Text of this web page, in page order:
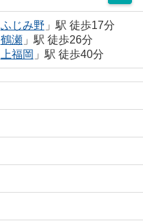
ふじみ野 」駅 徒歩17分
鶴瀬」駅 徒歩26分
上福岡 」駅 徒歩40分